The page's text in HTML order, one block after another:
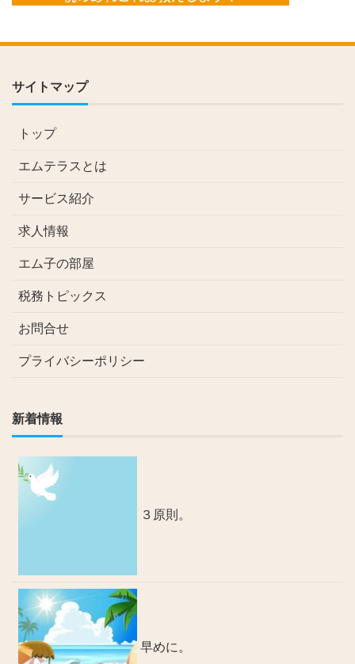
サイトマップ
トップ
エムテラスとは
サービス紹介
求人情報
エム子の部屋
税務トピックス
お問合せ
プライバシーポリシー
新着情報
３原則。
早めに。